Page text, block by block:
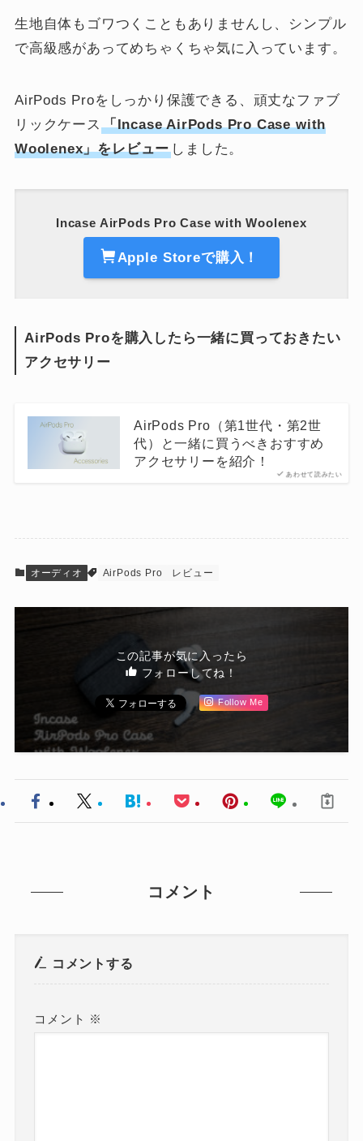
生地自体もゴワつくこともありませんし、シンプル
で高級感があってめちゃくちゃ気に入っています。
AirPods Proをしっかり保護できる、頑丈なファブ
リックケース 「Incase AirPods Pro Case with
Woolenex」をレビュー しました。
Incase AirPods Pro Case with Woolenex
Apple Storeで購入！
AirPods Proを購入したら一緒に買っておきたい
アクセサリー
あわせて読みたい
AirPods Pro（第1世代・第2世
代）と一緒に買うべきおすすめ
アクセサリーを紹介！
オーディオ AirPods Pro レビュー
この記事が気に入ったら
フォローしてね！
Follow Me
コメント
コメントする
コメント ※